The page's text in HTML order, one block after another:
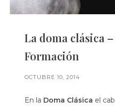
La doma clásica
Formación
OCTUBRE 10, 2014
En la Doma Clásica el